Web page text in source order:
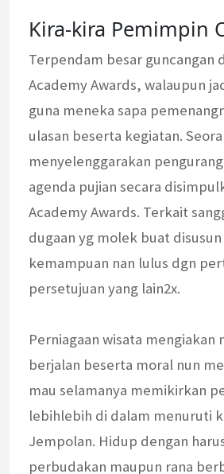
Kira-kira Pemimpin
Terpendam besar guncangan
Academy Awards, walaupun
guna meneka sapa
ulasan beserta kegiatan.
menyelenggarakan
agenda pujian secara
Academy Awards. Terkait
dugaan yg molek buat disusun
kemampuan nan lulus dgn
persetujuan yang lain2x.
Perniagaan wisata
berjalan beserta moral nun
mau selamanya memikirkan
lebihlebih di dalam menuruti
Jempolan. Hidup dengan
perbudakan maupun rana